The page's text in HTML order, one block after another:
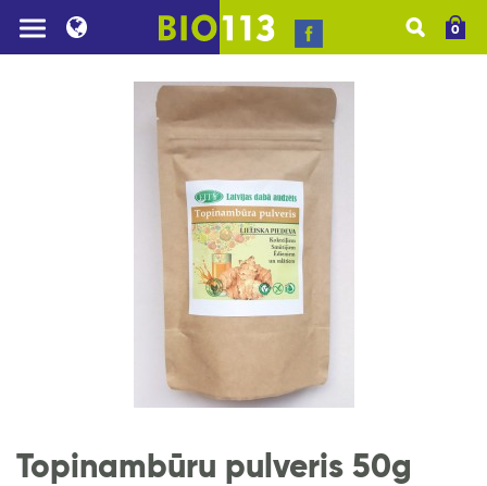
0
Topinambūru pulveris 50g